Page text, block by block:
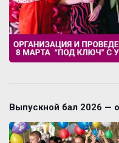
Выпускной бал 2026 —